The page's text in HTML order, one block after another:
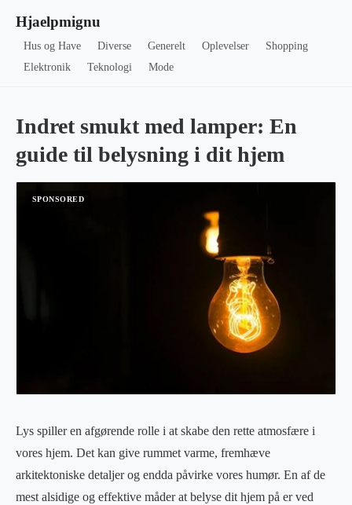
Hjaelpmignu
Hus og Have Diverse Generelt Oplevelser
Shopping
Elektronik
Teknologi Mode
Indret smukt med lamper: En
guide til belysning i dit hjem
Lys spiller en afgørende rolle i at skabe den rette atmosfære i
vores hjem. Det kan give rummet varme, fremhæve
arkitektoniske detaljer og endda påvirke vores humør. En af de
mest alsidige og effektive måder at belyse dit hjem på er ved